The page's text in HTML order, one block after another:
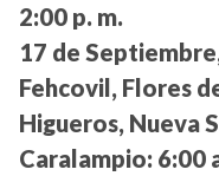
2:00 p. m.
17 de
Fehcovil, Flores
Higueros, Nueva
Caralampio: 6:00